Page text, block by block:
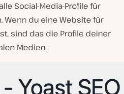
Social-Media-Profile für
Wenn du eine Website für
sind das die Profile deiner
Medien: